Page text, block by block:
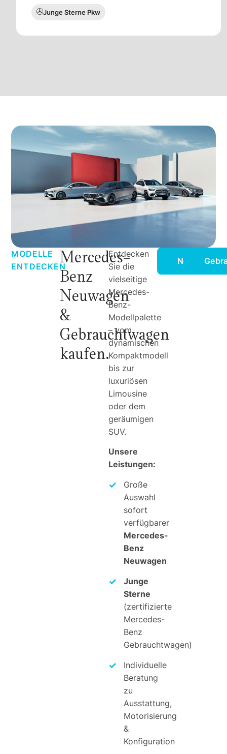
Junge Sterne Pkw
MODELLE
ENTDECKENMercedes-
Benz
Neuwagen
&
Gebrauchtwagen
kaufen.
Entdecken
Sie die
vielseitige
Mercedes-
Benz-
Modellpalette
– vom
dynamischen
Kompaktmodell
bis zur
luxuriösen
Limousine
oder dem
geräumigen
SUV.
Unsere
Leistungen:
Große
Auswahl
sofort
verfügbarer
Mercedes-
Benz
Neuwagen
Junge
Sterne
(zertifizierte
Mercedes-
Benz
Gebrauchtwagen)
Individuelle
Beratung
zu
Ausstattung,
Motorisierung
&
Konfiguration